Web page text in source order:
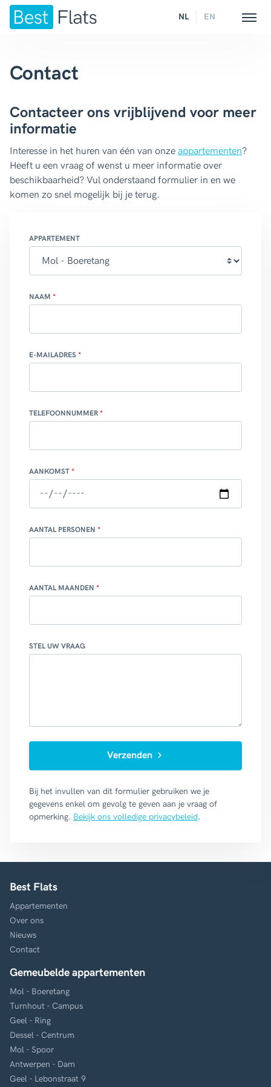
NL EN
Contact
Contacteer ons vrijblijvend voor meer
informatie
Interesse in het huren van één van onze appartementen?
Heeft u een vraag of wenst u meer informatie over
beschikbaarheid? Vul onderstaand formulier in en we
komen zo snel mogelijk bij je terug.
APPARTEMENT
NAAM
E-MAILADRES
TELEFOONNUMMER
AANKOMST
AANTAL PERSONEN
AANTAL MAANDEN
STEL UW VRAAG
Verzenden
Bij het invullen van dit formulier gebruiken we je
gegevens enkel om gevolg te geven aan je vraag of
opmerking. Bekijk ons volledige privacybeleid.
Best Flats
Appartementen
Over ons
Nieuws
Contact
Gemeubelde appartementen
Mol - Boeretang
Turnhout - Campus
Geel - Ring
Dessel - Centrum
Mol - Spoor
Antwerpen - Dam
Geel - Lebonstraat 9